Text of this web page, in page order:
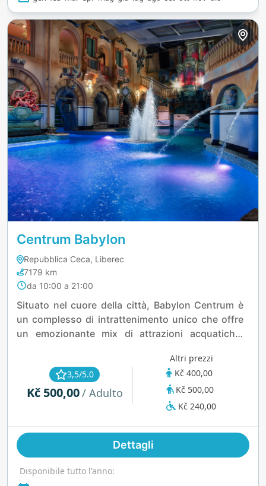
Centrum Babylon
Repubblica Ceca, Liberec
7179 km
da 10:00 a 21:00
Situato nel cuore della città, Babylon Centrum è
un complesso di intrattenimento unico che offre
un emozionante mix di attrazioni acquatiche,
le età. Dalle scivolate mozzafiato ai rilassanti
fiumi pigri, il parco acquatico offre una fuga
avventurosa sia per le famiglie che per gli amanti
del brivido. L’area benessere invita a rilassarsi con
bambini possono divertirsi per ore nelle zone
gioco interattive. Che tu voglia rilassarti,
questa destinazione offre un’esperienza dinamica
3,5/5.0
Kč 500,00/ Adulto
Altri prezzi
Kč 400,00
Kč 500,00
Kč 240,00
Dettagli
Disponibile tutto l'anno: